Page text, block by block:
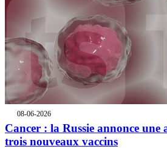
08-06-2026
Cancer : la Russie annonce une
trois nouveaux vaccins